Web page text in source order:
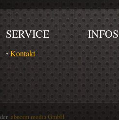
SERVICE
Kontakt
INFOS
abnorm media GmbH